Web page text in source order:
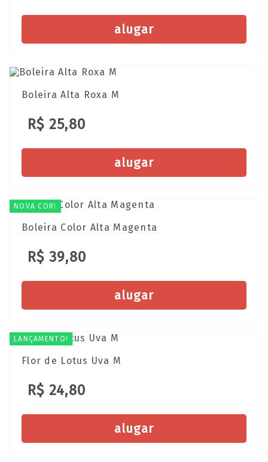
alugar
Boleira Alta Roxa M
R$ 25,80
alugar
NOVA COR!
Boleira Color Alta Magenta
R$ 39,80
alugar
LANÇAMENTO!
Flor de Lotus Uva M
R$ 24,80
alugar